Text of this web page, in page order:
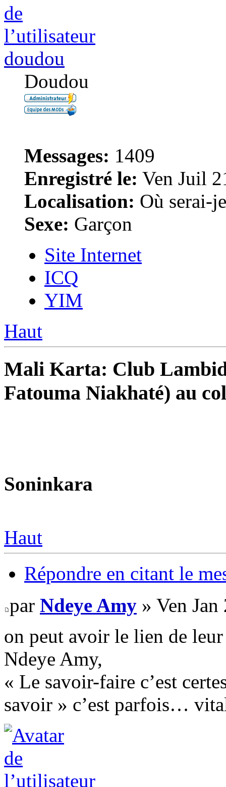
doudou
Doudou
Messages: 1409
Enregistré le: Ven Juil
Localisation: Où serai-
Sexe: Garçon
Site Internet
ICQ
YIM
Haut
Mali Karta: Club
Fatouma Niakhaté) au
Soninkara
Haut
Répondre en citant le
par Ndeye Amy » Ven
on peut avoir le lien de
Ndeye Amy,
« Le savoir-faire c’est
savoir » c’est parfois…